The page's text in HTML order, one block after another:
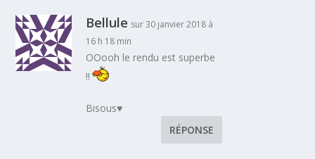
Bellule sur 30 janvier 2018 à
16 h 18 min
OOooh le rendu est superbe
!!
Bisous♥
RÉPONSE